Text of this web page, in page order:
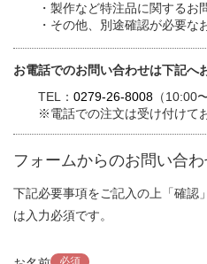
・製作など特注品に関するお
・その他、別途確認が必要な
お電話でのお問い合わせは下記へ
TEL： 0279-26-8008 （10:00
※電話での注文は受け付けて
フォームからのお問い合
下記必要事項をご記入の上「確認
は入力必須です。
必須